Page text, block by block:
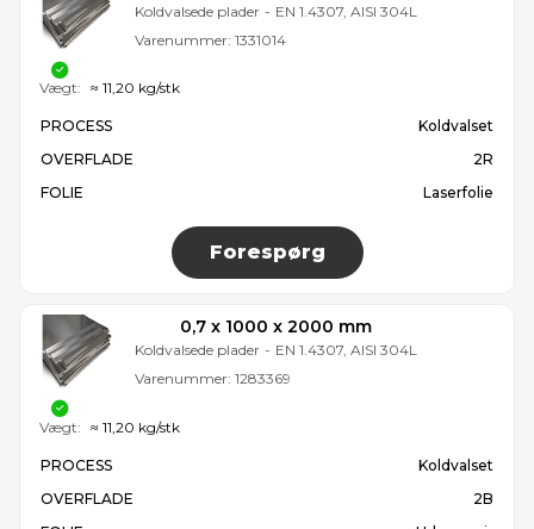
Koldvalsede plader - EN 1.4307, AISI 304L
Varenummer: 1331014
PROCESS
Koldvalset
OVERFLADE
2R
FOLIE
Laserfolie
Forespørg
Vægt: ≈ 11,20 kg/stk
0,7 x 1000 x 2000 mm
Koldvalsede plader - EN 1.4307, AISI 304L
Varenummer: 1283369
PROCESS
Koldvalset
OVERFLADE
2B
Vægt: ≈ 11,20 kg/stk